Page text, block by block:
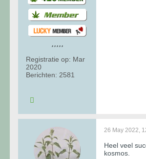
Registratie op: Mar
2020
Berichten: 2581
26 May 2022,
Heel veel
kosmos.